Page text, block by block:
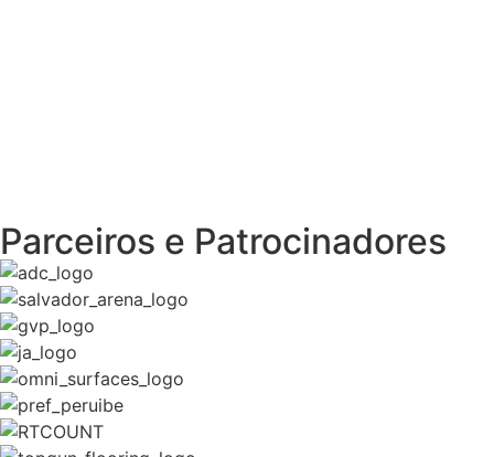
Parceiros e Patrocinadores